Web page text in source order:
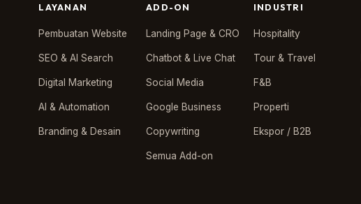
LAYANAN
Pembuatan Website
SEO & AI Search
Digital Marketing
AI & Automation
Branding & Desain
ADD-ON
Landing Page & CRO
Chatbot & Live Chat
Social Media
Google Business
Copywriting
Semua Add-on
INDUSTRI
Hospitality
Tour & Travel
F&B
Properti
Ekspor / B2B